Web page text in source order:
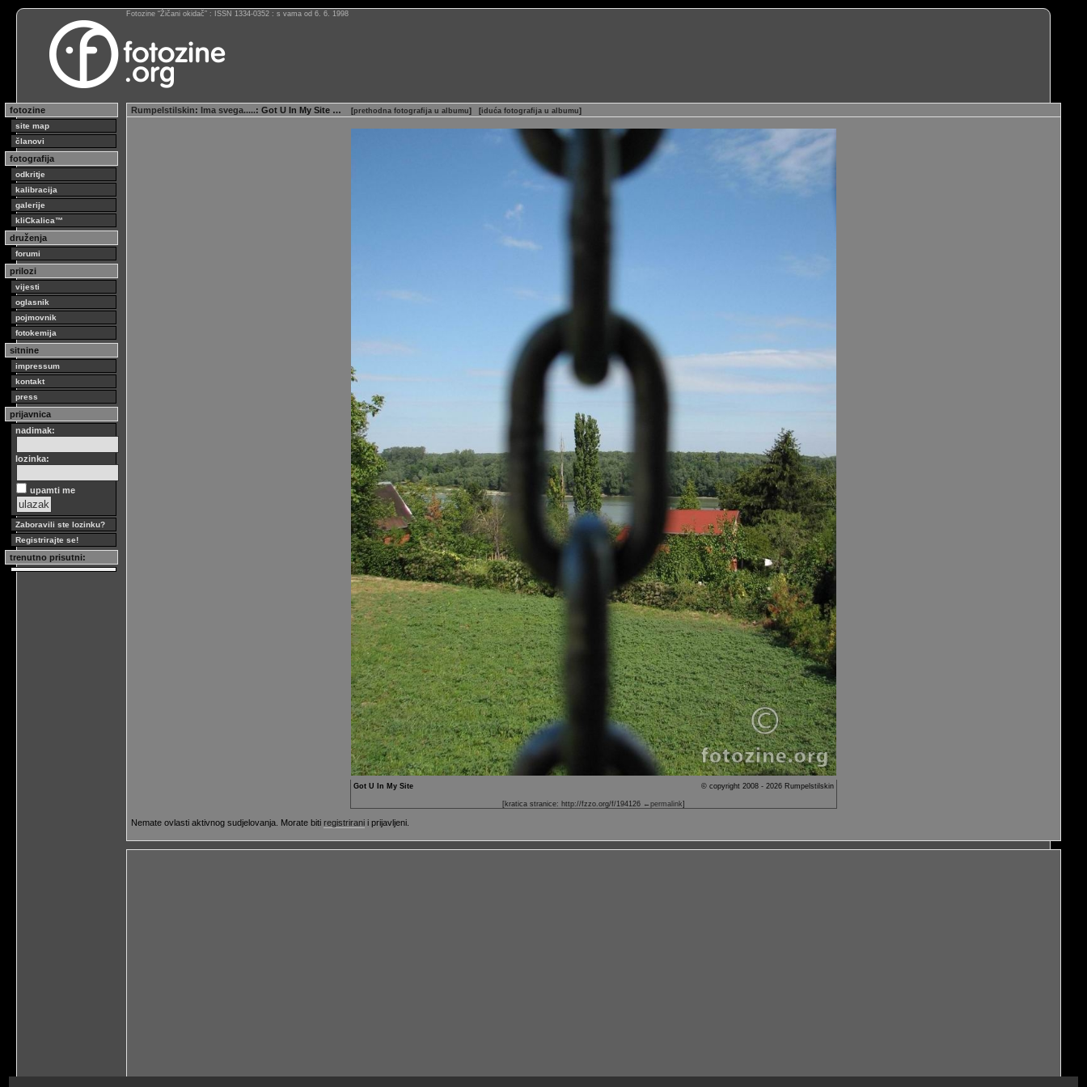
Fotozine “Žičani okidač” : ISSN 1334-0352 : s vama od 6. 6. 1998
fotozine
site map
članovi
fotografija
odkritje
kalibracija
galerije
kliCkalica™
druženja
forumi
prilozi
vijesti
oglasnik
pojmovnik
fotokemija
sitnine
impressum
kontakt
press
prijavnica
nadimak:
lozinka:
upamti me
Zaboravili ste lozinku?
Registrirajte se!
trenutno prisutni:
Rumpelstilskin: Ima svega.....: Got U In My Site … [prethodna fotografija u albumu] [iduća fotografija u albumu]
© copyright 2008 - 2026 Rumpelstilskin
Got U In My Site
[kratica stranice: http://fzzo.org/f/194126 ←permalink]
Nemate ovlasti aktivnog sudjelovanja. Morate biti registrirani i prijavljeni.